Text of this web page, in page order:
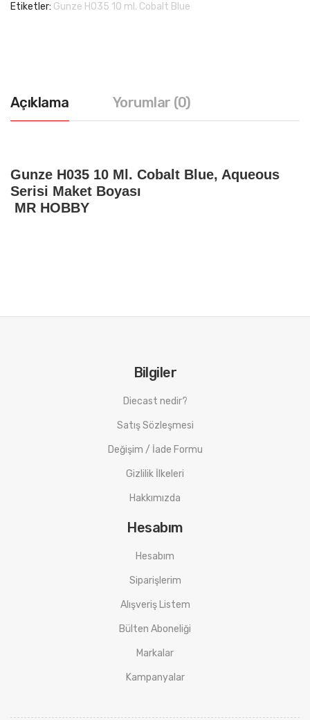
Etiketler: Gunze H035 10 ml. Cobalt Blue
Açıklama Yorumlar (0)
Gunze H035 10 Ml. Cobalt Blue, Aqueous
Serisi Maket Boyası
MR HOBBY
Bilgiler
Diecast nedir?
Satış Sözleşmesi
Değişim / İade Formu
Gizlilik İlkeleri
Hakkımızda
Hesabım
Hesabım
Siparişlerim
Alışveriş Listem
Bülten Aboneliği
Markalar
Kampanyalar